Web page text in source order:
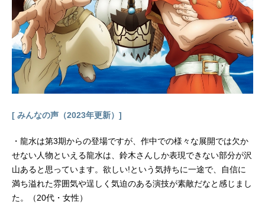
平マガミケイゴ：石川界人宮尾音
夢：楠木ともり霧生見晴：若井友希
真桑悠里：小松未可子南伽羅：高橋
李依嬉野久々実：小原好美清宮天
流：松岡禎丞伊武荊：沢城みゆき剣
持弓弦：福山潤シロップ：釘宮理恵
クロミツ：久野美咲工理路：日髙の
福島潤酒井大樹マークII：緑川光藤木
乙木嶺仁：小西克幸秋月空：白石涼
子浪崎朧：吉野裕行草間狭霧：下野
紘ザック・バラン：杉田智和不破：
大塚芳忠白藤仄：小清水亜美スタ
ッ...
[ みんなの声（2023年更新）]
・龍水は第3期からの登場ですが、作中での様々な展開では欠か
せない人物といえる龍水は、鈴木さんしか表現できない部分が沢
山あると思っています。欲しい!という気持ちに一途で、自信に
満ち溢れた雰囲気や逞しく気迫のある演技が素敵だなと感じまし
た。（20代・女性）